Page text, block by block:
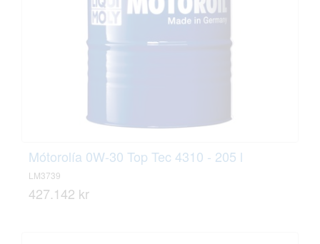
Mótorolía 0W-30 Top Tec 4310 - 205 l
LM3739
427.142 kr